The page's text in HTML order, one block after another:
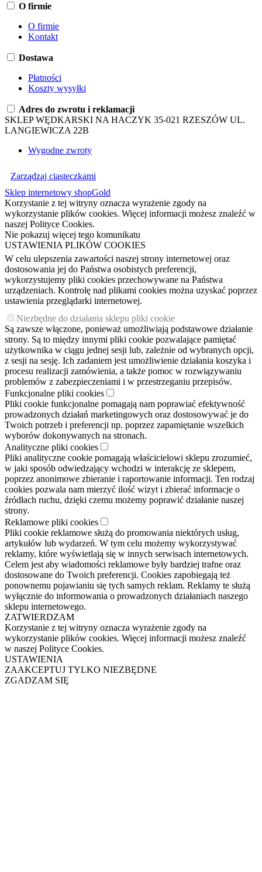
O firmie
O firmie
Kontakt
Dostawa
Płatności
Koszty wysyłki
Adres do zwrotu i reklamacji
SKLEP WĘDKARSKI NA HACZYK 35-021 RZESZÓW UL.
LANGIEWICZA 22B
Wygodne zwroty
Zarządzaj ciasteczkami
Sklep internetowy shopGold
Korzystanie z tej witryny oznacza wyrażenie zgody na
wykorzystanie plików cookies. Więcej informacji możesz znaleźć w
naszej Polityce Cookies.
Nie pokazuj więcej tego komunikatu
USTAWIENIA PLIKÓW COOKIES
W celu ulepszenia zawartości naszej strony internetowej oraz
dostosowania jej do Państwa osobistych preferencji,
wykorzystujemy pliki cookies przechowywane na Państwa
urządzeniach. Kontrolę nad plikami cookies można uzyskać poprzez
ustawienia przeglądarki internetowej.
Niezbędne do działania sklepu pliki cookie
Są zawsze włączone, ponieważ umożliwiają podstawowe działanie
strony. Są to między innymi pliki cookie pozwalające pamiętać
użytkownika w ciągu jednej sesji lub, zależnie od wybranych opcji,
z sesji na sesję. Ich zadaniem jest umożliwienie działania koszyka i
procesu realizacji zamówienia, a także pomoc w rozwiązywaniu
problemów z zabezpieczeniami i w przestrzeganiu przepisów.
Funkcjonalne pliki cookies
Pliki cookie funkcjonalne pomagają nam poprawiać efektywność
prowadzonych działań marketingowych oraz dostosowywać je do
Twoich potrzeb i preferencji np. poprzez zapamiętanie wszelkich
wyborów dokonywanych na stronach.
Analityczne pliki cookies
Pliki analityczne cookie pomagają właścicielowi sklepu zrozumieć,
w jaki sposób odwiedzający wchodzi w interakcję ze sklepem,
poprzez anonimowe zbieranie i raportowanie informacji. Ten rodzaj
cookies pozwala nam mierzyć ilość wizyt i zbierać informacje o
źródłach ruchu, dzięki czemu możemy poprawić działanie naszej
strony.
Reklamowe pliki cookies
Pliki cookie reklamowe służą do promowania niektórych usług,
artykułów lub wydarzeń. W tym celu możemy wykorzystywać
reklamy, które wyświetlają się w innych serwisach internetowych.
Celem jest aby wiadomości reklamowe były bardziej trafne oraz
dostosowane do Twoich preferencji. Cookies zapobiegają też
ponownemu pojawianiu się tych samych reklam. Reklamy te służą
wyłącznie do informowania o prowadzonych działaniach naszego
sklepu internetowego.
ZATWIERDZAM
Korzystanie z tej witryny oznacza wyrażenie zgody na
wykorzystanie plików cookies. Więcej informacji możesz znaleźć
w naszej Polityce Cookies.
USTAWIENIA
ZAAKCEPTUJ TYLKO NIEZBĘDNE
ZGADZAM SIĘ